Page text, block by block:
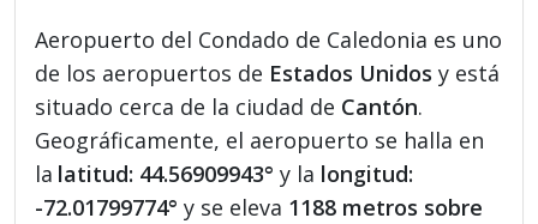
Aeropuerto del Condado de Caledonia es uno
de los aeropuertos de Estados Unidos y está
situado cerca de la ciudad de Cantón.
Geográficamente, el aeropuerto se halla en
la latitud: 44.56909943° y la longitud:
-72.01799774° y se eleva 1188 metros sobre